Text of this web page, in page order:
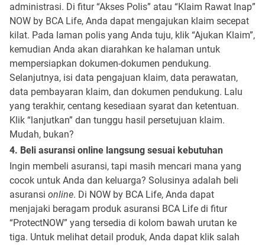
administrasi. Di fitur “Akses Polis” atau “Klaim Rawat Inap”
NOW by BCA Life, Anda dapat mengajukan klaim secepat
kilat. Pada laman polis yang Anda tuju, klik “Ajukan Klaim”,
kemudian Anda akan diarahkan ke halaman untuk
mempersiapkan dokumen-dokumen pendukung.
Selanjutnya, isi data pengajuan klaim, data perawatan,
data pembayaran klaim, dan dokumen pendukung. Lalu
yang terakhir, centang kesediaan syarat dan ketentuan.
Klik “lanjutkan” dan tunggu hasil persetujuan klaim.
Mudah, bukan?
4. Beli asuransi online langsung sesuai kebutuhan
Ingin membeli asuransi, tapi masih mencari mana yang
cocok untuk Anda dan keluarga? Solusinya adalah beli
asuransi online. Di NOW by BCA Life, Anda dapat
menjajaki beragam produk asuransi BCA Life di fitur
“ProtectNOW” yang tersedia di kolom bawah urutan ke
tiga. Untuk melihat detail produk, Anda dapat klik salah